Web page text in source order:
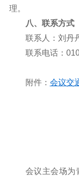
理。
八、联系方式
联系人：刘丹
联系电话：
附件： 会议交
会议主会场为